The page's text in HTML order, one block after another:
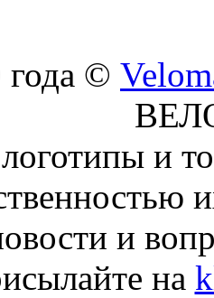
года ©
и
и
на